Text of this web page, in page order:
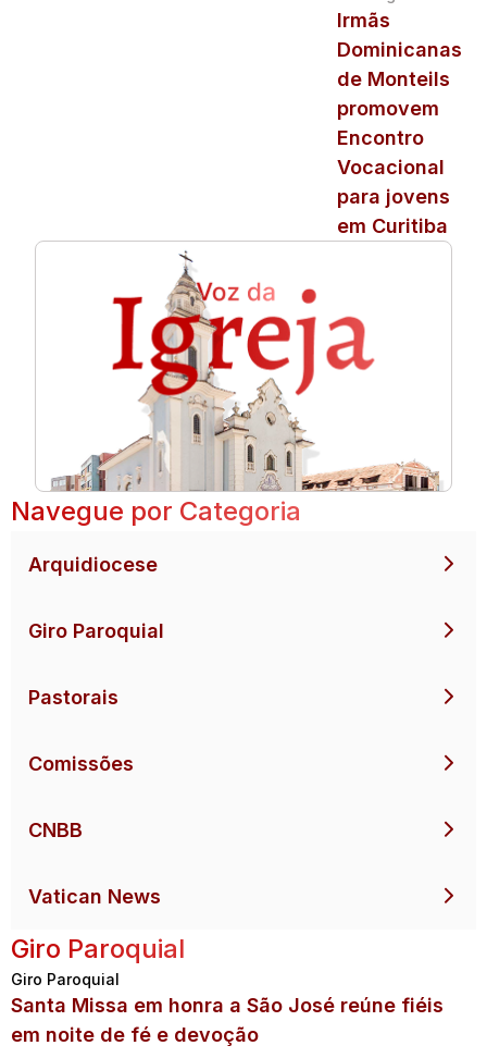
Irmãs
Dominicanas
de Monteils
promovem
Encontro
Vocacional
para jovens
em Curitiba
Navegue por Categoria
Arquidiocese
Giro Paroquial
Pastorais
Comissões
CNBB
Vatican News
Giro Paroquial
Giro Paroquial
Santa Missa em honra a São José reúne fiéis
em noite de fé e devoção